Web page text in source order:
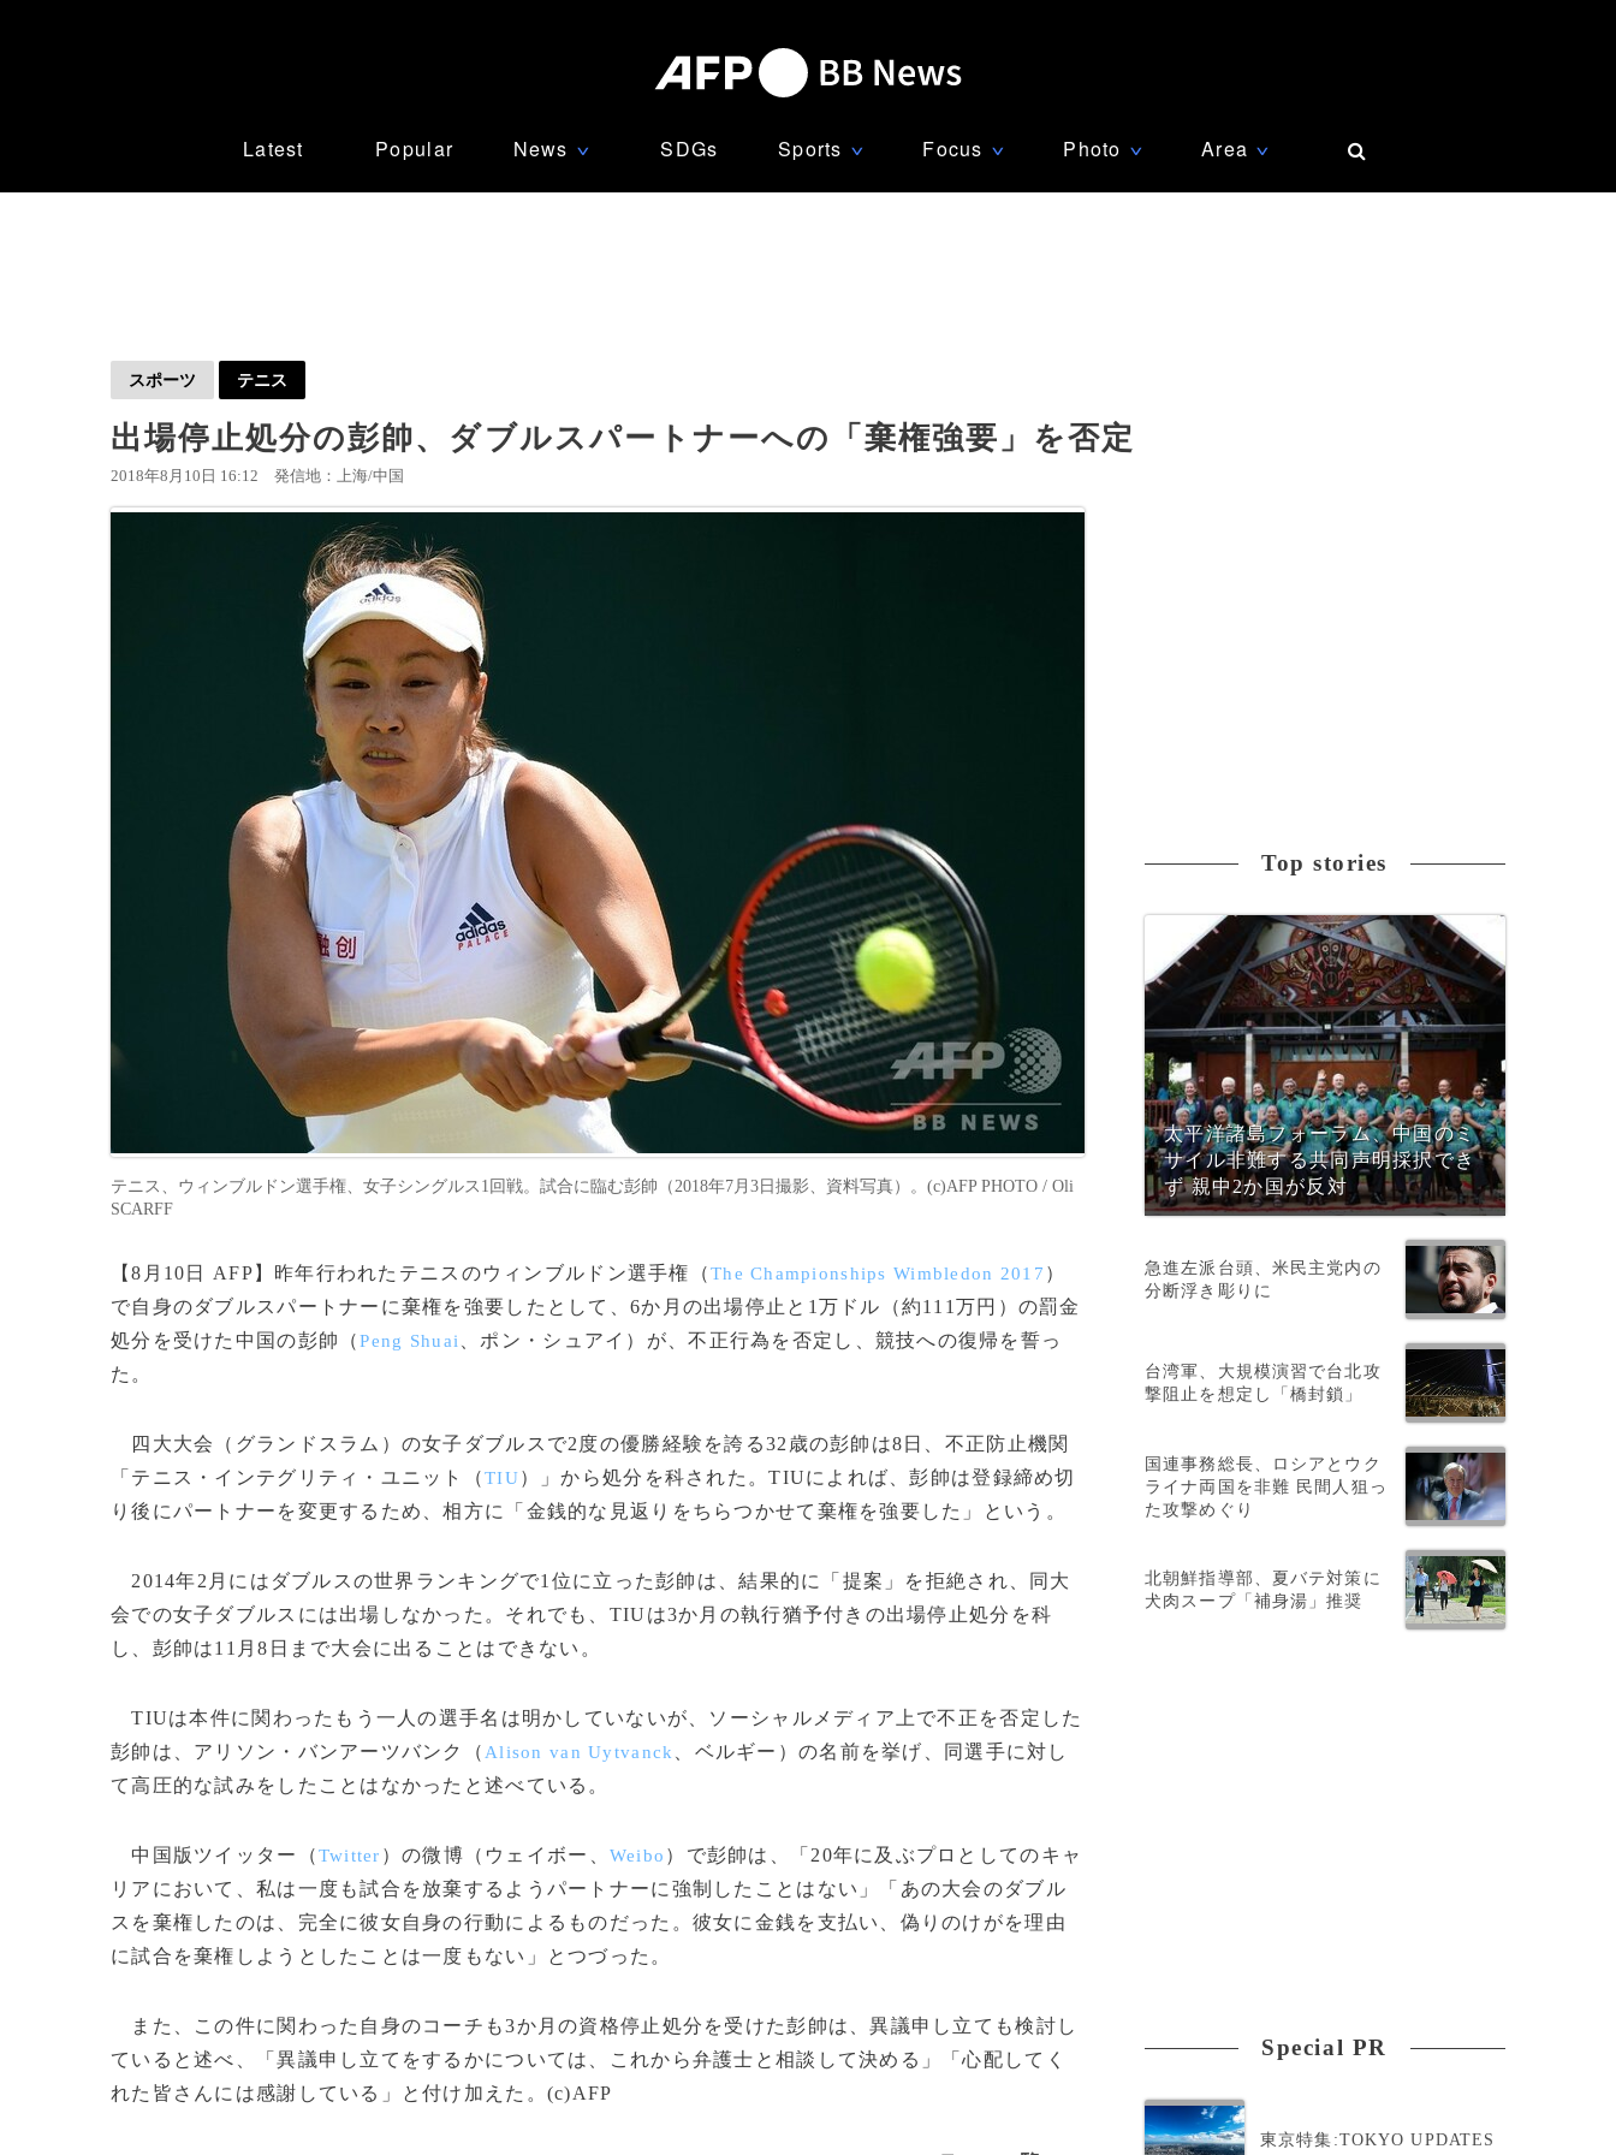
Latest Popular News ∨ SDGs Sports ∨ Focus ∨ Photo ∨ Area ∨
スポーツ テニス
出場停止処分の彭帥、ダブルスパートナーへの「棄権強要」を否定
2018年8月10日 16:12 発信地：上海/中国
テニス、ウィンブルドン選手権、女子シングルス1回戦。試合に臨む彭帥（2018年7月3日撮影、資料写真）。(c)AFP PHOTO / Oli
SCARFF
【8月10日 AFP】昨年行われたテニスのウィンブルドン選手権（The Championships Wimbledon 2017 ）
で自身のダブルスパートナーに棄権を強要したとして、6か月の出場停止と1万ドル（約111万円）の罰金
処分を受けた中国の彭帥（Peng Shuai
、ポン・シュアイ）が、不正行為を否定し、競技への復帰を誓っ
た。
四大大会（グランドスラム）の女子ダブルスで2度の優勝経験を誇る32歳の彭帥は8日、不正防止機関
「テニス・インテグリティ・ユニット（TIU）」から処分を科された。TIUによれば、彭帥は登録締め切
り後にパートナーを変更するため、相方に「金銭的な見返りをちらつかせて棄権を強要した」という。
2014年2月にはダブルスの世界ランキングで1位に立った彭帥は、結果的に「提案」を拒絶され、同大
会での女子ダブルスには出場しなかった。それでも、TIUは3か月の執行猶予付きの出場停止処分を科
し、彭帥は11月8日まで大会に出ることはできない。
TIUは本件に関わったもう一人の選手名は明かしていないが、ソーシャルメディア上で不正を否定した
彭帥は、アリソン・バンアーツバンク（ Alison van Uytvanck
、ベルギー）の名前を挙げ、同選手に対し
て高圧的な試みをしたことはなかったと述べている。
中国版ツイッター（Twitter ）の微博（ウェイボー、 Weibo ）で彭帥は、「20年に及ぶプロとしてのキャ
リアにおいて、私は一度も試合を放棄するようパートナーに強制したことはない」「あの大会のダブル
スを棄権したのは、完全に彼女自身の行動によるものだった。彼女に金銭を支払い、偽りのけがを理由
に試合を棄権しようとしたことは一度もない」とつづった。
また、この件に関わった自身のコーチも3か月の資格停止処分を受けた彭帥は、異議申し立ても検討し
ていると述べ、「異議申し立てをするかについては、これから弁護士と相談して決める」「心配してく
れた皆さんには感謝している」と付け加えた。(c)AFP
Top stories
太平洋諸島フォーラム、中国のミ
サイル非難する共同声明採択でき
ず 親中2か国が反対
急進左派台頭、米民主党内の
分断浮き彫りに
台湾軍、大規模演習で台北攻
撃阻止を想定し「橋封鎖」
国連事務総長、ロシアとウク
ライナ両国を非難 民間人狙っ
た攻撃めぐり
北朝鮮指導部、夏バテ対策に
犬肉スープ「補身湯」推奨
Special PR
東京特集:TOKYO UPDATES